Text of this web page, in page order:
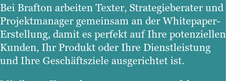
Bei Brafton arbeiten Texter, Strategieberater und
Projektmanager gemeinsam an der Whitepaper-
Erstellung, damit es perfekt auf Ihre potenziellen
Kunden, Ihr Produkt oder Ihre Dienstleistung
und Ihre Geschäftsziele ausgerichtet ist.